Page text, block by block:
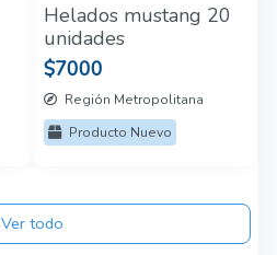
Helados mustang 20
unidades
$7000
Región Metropolitana
Producto Nuevo
Ver todo